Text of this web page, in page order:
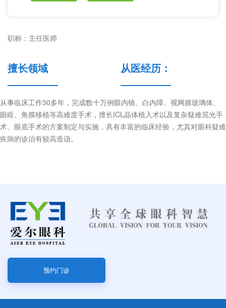
职称：主任医师
擅长领域 从医经历：
从事临床工作30多年，完成数十万例眼内镜、白内障、视网膜玻璃体、
眼眶、角膜移植等高难度手术，擅长ICL晶体植入术以及复杂疑难屈光手
术、眼底手术的方案制定与实施，具有丰富的临床经验，尤其对眼科疑难
疾病的诊治有较高造诣。
预约门诊